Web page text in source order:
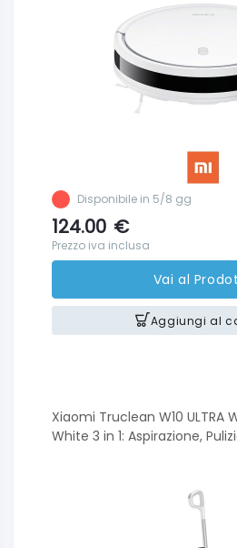
Disponibile in 5/8 gg
124.00 €
Prezzo iva inclusa
Vai al
Aggiungi al
Xiaomi Truclean W10 ULTRA
White 3 in 1: Aspirazione,